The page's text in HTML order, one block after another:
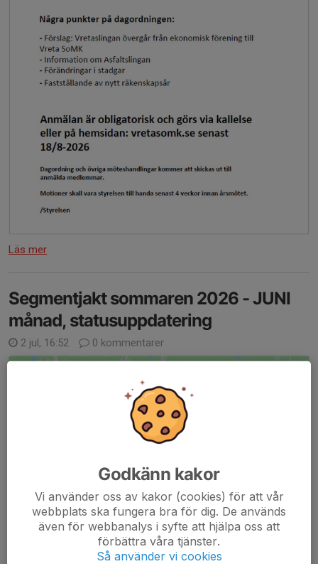
Läs mer
Segmentjakt sommaren 2026 - JUNI
månad, statusuppdatering
2 jul, 16:52 0 kommentarer
Juni månad har passerat så här kommer en statusuppdatering
gällande segmentjakten.
Det är 39 Strava-användare som reggat sig i Vretas segmentjakt
på Svartvita på Strava (https://www.strava.com/clubs/2151097
Godkänn kakor
Vi använder oss av kakor (cookies) för att vår
webbplats ska fungera bra för dig. De används
även för webbanalys i syfte att hjälpa oss att
förbättra våra tjänster.
Så använder vi cookies